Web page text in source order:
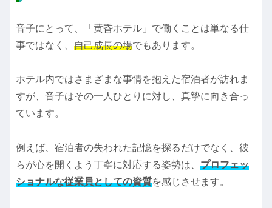
音子にとって、「黄昏ホテル」で働くことは単なる仕
事ではなく、 自己成長の場でもあります。
ホテル内ではさまざまな事情を抱えた宿泊者が訪れま
すが、音子はその一人ひとりに対し、真摯に向き合っ
ています。
例えば、宿泊者の失われた記憶を探るだけでなく、彼
らが心を開くよう丁寧に対応する姿勢は、 プロフェッ
ショナルな従業員としての資質を感じさせます。